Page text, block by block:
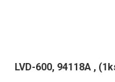
LVD-600, 94118A ,